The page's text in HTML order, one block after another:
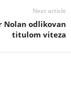
Next article
Nolan odlikovan
titulom viteza